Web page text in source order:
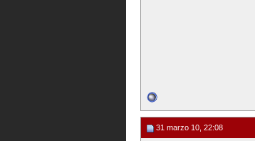
31 marzo 10, 22:08